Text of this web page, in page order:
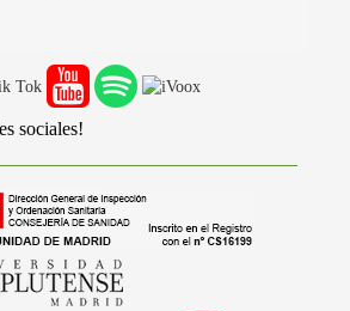
sociales!